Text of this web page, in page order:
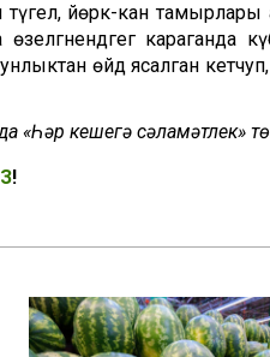
түгел, йөрәк-кан
караганда
өйдә ясалган
«Һәр кешегә
!